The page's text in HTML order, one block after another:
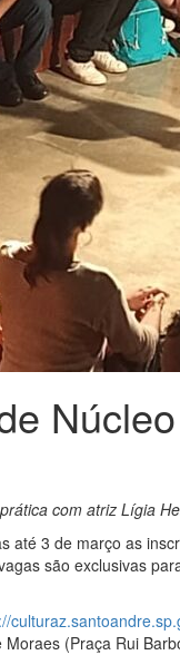
com atriz Lígia
até 3 de março as
são exclusivas
(Praça Rui